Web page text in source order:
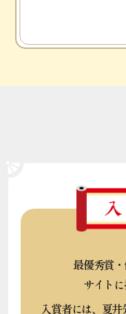
最優秀賞
サイトに
入賞者には、夏井